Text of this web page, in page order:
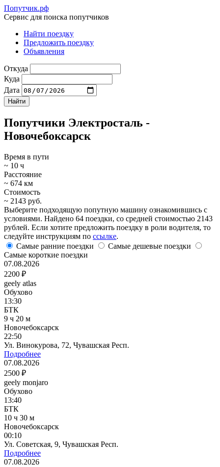
Попутчик.рф
Сервис для поиска попутчиков
Найти поездку
Предложить поездку
Объявления
Откуда
Куда
Дата
Попутчики Электросталь -
Новочебоксарск
Время в пути
~ 10 ч
Расстояние
~ 674 км
Стоимость
~ 2143 руб.
Выберите подходящую попутную машину ознакомившись с
условиями. Найдено 64 поездки, со средней стоимостью 2143
рублей. Если хотите предложить поездку в роли водителя, то
следуйте инструкциям по ссылке.
Самые ранние поездки
Самые дешевые поездки
Самые короткие поездки
07.08.2026
2200 ₽
geely atlas
Обухово
13:30
БТК
9 ч 20 м
Новочебоксарск
22:50
Ул. Винокурова, 72, Чувашская Респ.
Подробнее
07.08.2026
2500 ₽
geely monjaro
Обухово
13:40
БТК
10 ч 30 м
Новочебоксарск
00:10
Ул. Советская, 9, Чувашская Респ.
Подробнее
07.08.2026